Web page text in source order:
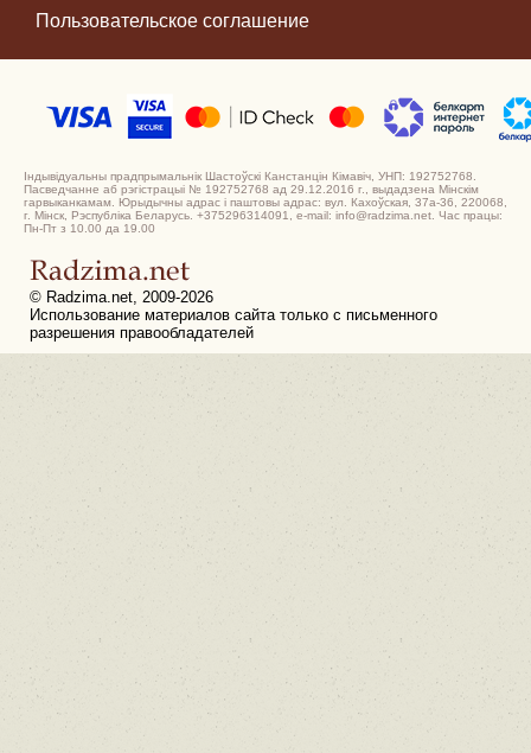
Пользовательское соглашение
Індывідуальны прадпрымальнік Шастоўскі Канстанцін Кімавіч, УНП: 192752768.
Пасведчанне аб рэгістрацыі № 192752768 ад 29.12.2016 г., выдадзена Мінскім
гарвыканкамам. Юрыдычны адрас і паштовы адрас: вул. Кахоўская, 37а-36, 220068,
г. Мінск, Рэспубліка Беларусь. +375296314091, e-mail: info@radzima.net. Час працы:
Пн-Пт з 10.00 да 19.00
© Radzima.net, 2009-2026
Использование материалов сайта только с письменного
разрешения правообладателей